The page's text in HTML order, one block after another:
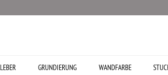
GRUNDIERUNG WANDFARBE